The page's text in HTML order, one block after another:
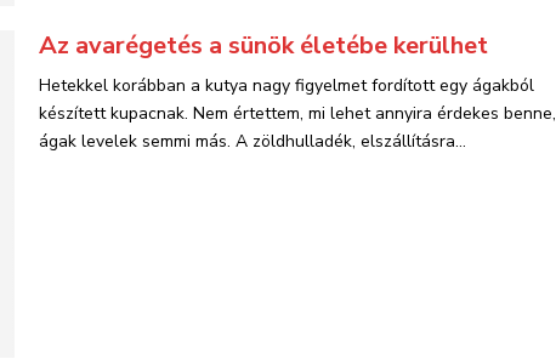
Az avarégetés a sünök életébe kerülhet
Hetekkel korábban a kutya nagy figyelmet fordított egy ágakból
készített kupacnak. Nem értettem, mi lehet annyira érdekes benne,
ágak levelek semmi más. A zöldhulladék, elszállításra...